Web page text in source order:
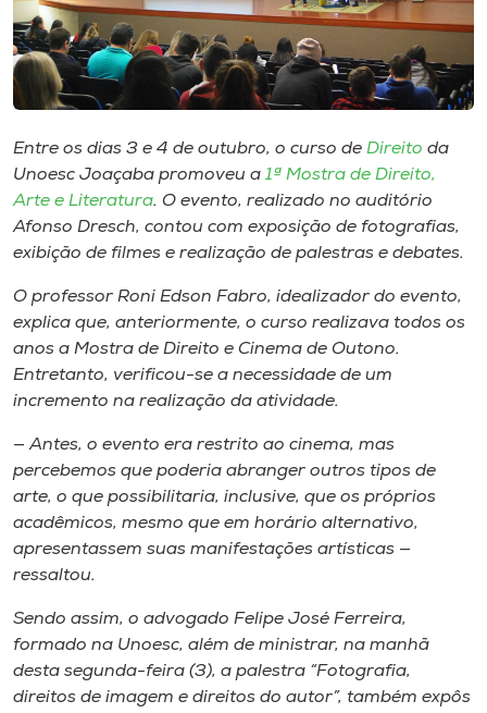
Rádio
Museu
Unoesc
Store
o idioma
Entre os dias 3 e 4 de outubro, o curso de Direito da
Unoesc Joaçaba promoveu a 1ª Mostra de Direito,
Arte e Literatura. O evento, realizado no auditório
Afonso Dresch, contou com exposição de fotografias,
exibição de filmes e realização de palestras e debates.
O professor Roni Edson Fabro, idealizador do evento,
explica que, anteriormente, o curso realizava todos os
anos a Mostra de Direito e Cinema de Outono.
Entretanto, verificou-se a necessidade de um
incremento na realização da atividade.
— Antes, o evento era restrito ao cinema, mas
percebemos que poderia abranger outros tipos de
arte, o que possibilitaria, inclusive, que os próprios
acadêmicos, mesmo que em horário alternativo,
apresentassem suas manifestações artísticas —
ressaltou.
Sendo assim, o advogado Felipe José Ferreira,
formado na Unoesc, além de ministrar, na manhã
desta segunda-feira (3), a palestra “Fotografia,
direitos de imagem e direitos do autor”, também expôs